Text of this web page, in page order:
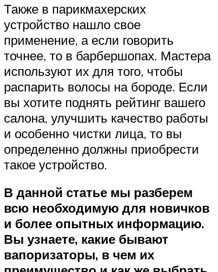
Также в парикмахерских
устройство нашло свое
применение, а если говорить
точнее, то в барбершопах. Мастера
используют их для того, чтобы
распарить волосы на бороде. Если
вы хотите поднять рейтинг вашего
салона, улучшить качество работы
и особенно чистки лица, то вы
определенно должны приобрести
такое устройство.
В данной статье мы разберем
всю необходимую для новичков
и более опытных информацию.
Вы узнаете, какие бывают
вапоризаторы, в чем их